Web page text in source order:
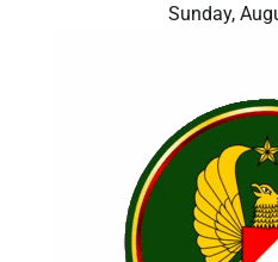
Sunday,